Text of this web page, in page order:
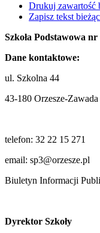
Drukuj zawartość
Zapisz tekst
Szkoła Podstawowa
Dane kontaktowe:
ul. Szkolna 44
43-180 Orzesze-Zawada
telefon: 32 22 15 271
email: sp3@orzesze.pl
Biuletyn Informacji
Dyrektor Szkoły